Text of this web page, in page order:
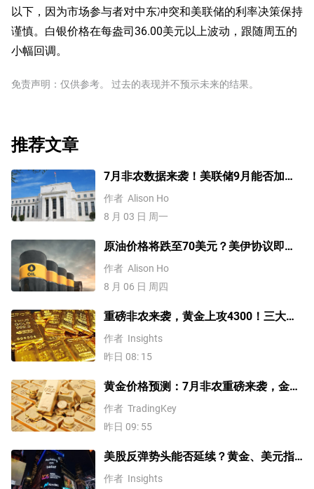
以下，因为市场参与者对中东冲突和美联储的利率决策保持
谨慎。白银价格在每盎司36.00美元以上波动，跟随周五的
小幅回调。
免责声明：仅供参考。 过去的表现并不预示未来的结果。
推荐文章
7月非农数据来袭！美联储9月能否加
息？黄金、美元行情一触即发
作者 Alison Ho
8 月 03 日 周一
原油价格将跌至70美元？美伊协议即将
达成，但小心冲突再起
作者 Alison Ho
8 月 06 日 周四
重磅非农来袭，黄金上攻4300！三大因
素预示金价升势有望延续
作者 Insights
昨日 08: 15
黄金价格预测：7月非农重磅来袭，金价
站上4300美元后还能涨吗？
作者 TradingKey
昨日 09: 55
美股反弹势头能否延续？黄金、美元指
数、费半指数、纳指100技术分析
作者 Insights